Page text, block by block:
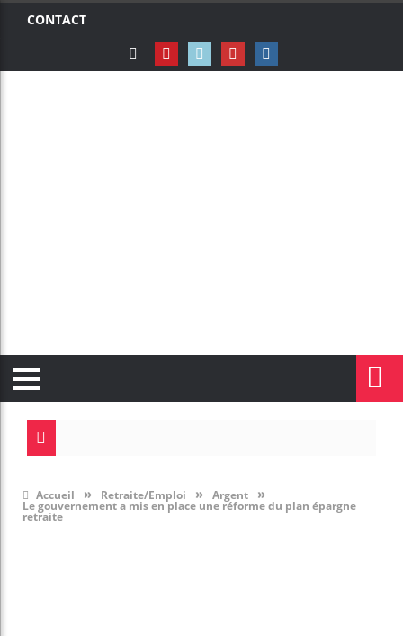
CONTACT
Accueil » Retraite/Emploi » Argent »
Le gouvernement a mis en place une réforme du plan épargne
retraite